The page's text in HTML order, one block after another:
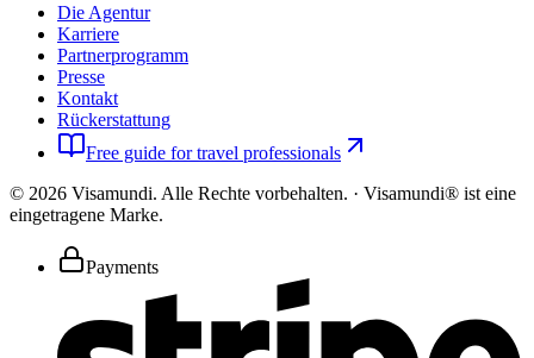
Die Agentur
Karriere
Partnerprogramm
Presse
Kontakt
Rückerstattung
Free guide for travel professionals
© 2026 Visamundi. Alle Rechte vorbehalten. · Visamundi® ist eine
eingetragene Marke.
Payments